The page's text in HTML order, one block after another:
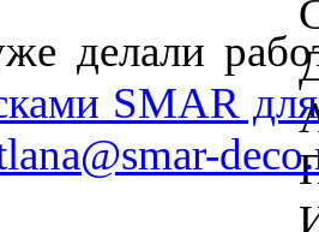
делали
SMAR